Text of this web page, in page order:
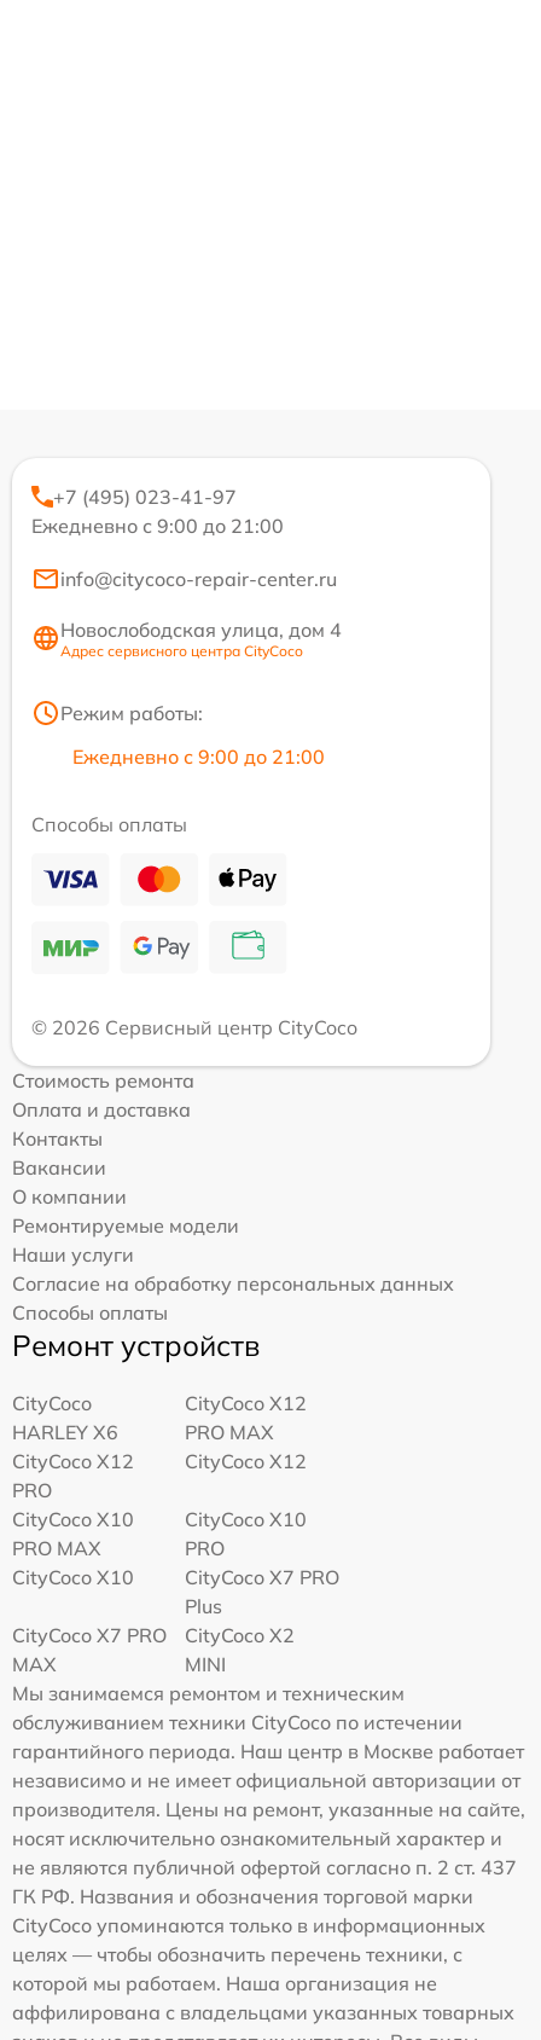
+7 (495) 023-41-97
Ежедневно с 9:00 до 21:00
info@citycoco-repair-center.ru
Новослободская улица, дом 4
Адрес сервисного центра CityCoco
Режим работы:
Ежедневно с 9:00 до 21:00
Способы оплаты
© 2026 Сервисный центр CityCoco
Стоимость ремонта
Оплата и доставка
Контакты
Вакансии
О компании
Ремонтируемые модели
Наши услуги
Согласие на обработку персональных данных
Способы оплаты
Ремонт устройств
CityCoco
HARLEY X6
CityCoco X12
PRO MAX
CityCoco X12
PRO
CityCoco X12
CityCoco X10
PRO MAX
CityCoco X10
PRO
CityCoco X10
CityCoco X7 PRO
Plus
CityCoco X7 PRO
MAX
CityCoco X2
MINI
Мы занимаемся ремонтом и техническим
обслуживанием техники CityCoco по истечении
гарантийного периода. Наш центр в Москве работает
независимо и не имеет официальной авторизации от
производителя. Цены на ремонт, указанные на сайте,
носят исключительно ознакомительный характер и
не являются публичной офертой согласно п. 2 ст. 437
ГК РФ. Названия и обозначения торговой марки
CityCoco упоминаются только в информационных
целях — чтобы обозначить перечень техники, с
которой мы работаем. Наша организация не
аффилирована с владельцами указанных товарных